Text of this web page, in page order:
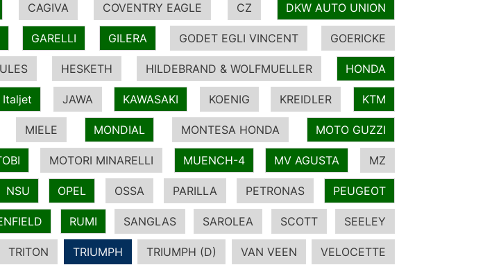
CAGIVA COVENTRY EAGLE CZ DKW AUTO UNION
GARELLI GILERA GODET EGLI VINCENT GOERICKE
HESKETH HILDEBRAND & WOLFMUELLER HONDA
Italjet JAWA KAWASAKI KOENIG KREIDLER KTM
MIELE MONDIAL MONTESA HONDA MOTO GUZZI
MOTORI MINARELLI MUENCH-4 MV AGUSTA MZ
NSU OPEL OSSA PARILLA PETRONAS PEUGEOT
RUMI SANGLAS SAROLEA SCOTT SEELEY
TRITON TRIUMPH TRIUMPH (D) VAN VEEN VELOCETTE